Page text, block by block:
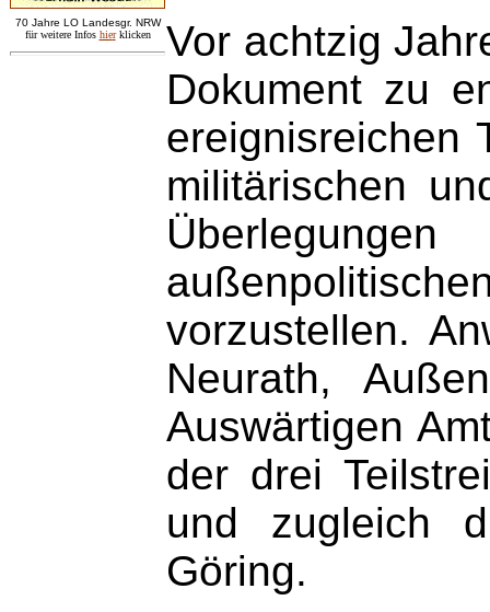
70 Jahre LO Landesgr. NRW
für weitere Infos hier klicken
Vor achtzig
Dokument zu
ereignisreichen
militärischen
vorzustellen.
Neurath,
Auswärtigen
der drei
und zugleich
Göring.